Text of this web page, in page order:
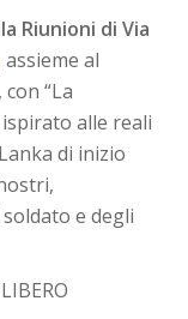
Riunioni di Via
assieme al
, con “La
alle reali
di inizio
e degli